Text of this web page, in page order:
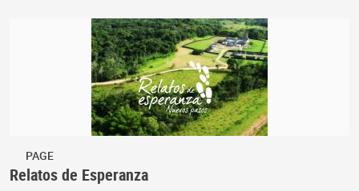
PAGE
Relatos de Esperanza